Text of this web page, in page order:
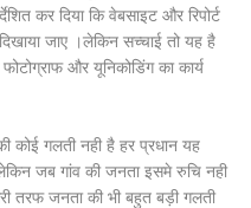
कर दिया कि वेबसाइट और रिपोर्ट
जाए ।लेकिन सच्चाई तो यह है
और यूनिकोडिंग का कार्य
कोई गलती नही है हर प्रधान यह
जब गांव की जनता इसमे रुचि नही
तरफ जनता की भी बहुत बड़ी गलती